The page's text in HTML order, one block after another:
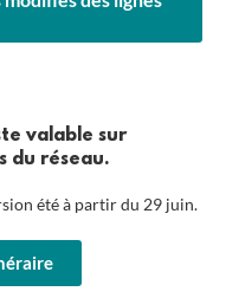
valable sur
du réseau.
été à partir du 29 juin.